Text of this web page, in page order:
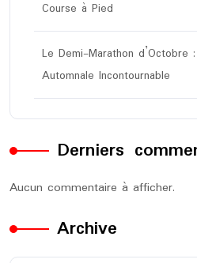
Course à Pied
Le Demi-Marathon d’Octobre
Automnale Incontournable
Derniers
Aucun commentaire à afficher.
Archive